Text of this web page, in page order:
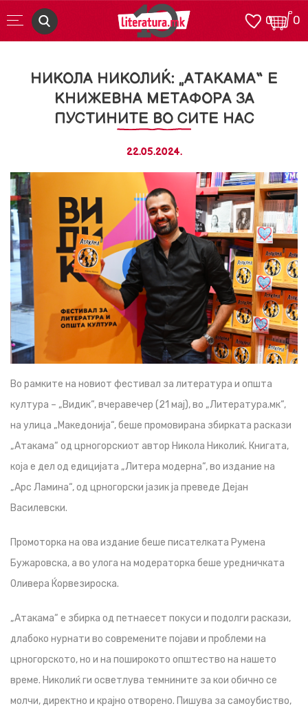
0
0
НИКОЛА НИКОЛИЌ: „АТАКАМА“ Е
КНИЖЕВНА МЕТАФОРА ЗА
ПУСТИНИТЕ ВО СИТЕ НАС
22.05.2024.
Во рамките на новиот фестивал за литература и општа
култура – „Видик“, вчеравечер (21 мај), во „Литература.мк“,
на улица „Македонија“, беше промовирана збирката раскази
„Атакама“ од црногорскиот автор Никола Николиќ. Книгата,
која е дел од едицијата „Литера модерна“, во издание на
„Арс Ламина“, од црногорски јазик ја преведе Дејан
Василевски.
Промоторка на ова издание беше писателката Румена
Бужаровска, а во улога на модераторка беше уредничката
Оливера Ќорвезироска.
„Атакама“ е збирка од петнаесет покуси и подолги раскази,
длабоко нурнати во современите појави и проблеми на
црногорското, но и на поширокото општество на нашето
време. Николиќ ги осветлува темнините за кои обично се
молчи, директно и крајно отворено. Пишува за самоубиство,